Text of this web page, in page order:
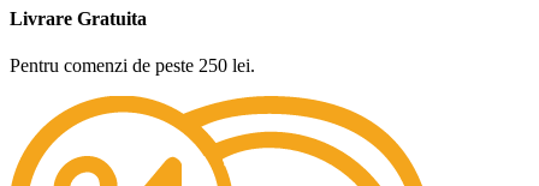
Livrare Gratuita
Pentru comenzi de peste 250 lei.